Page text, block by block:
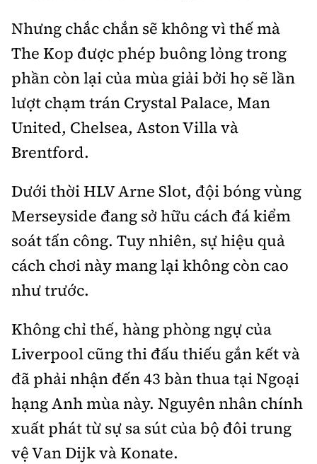
Lối sống
Ẩm thực
Khám phá
Camera giao thông
Câu chuyện giao thông
Giải trí - Thể thao
Cơ quan chủ quản: Bộ Xây dựng
Giấy phép số: 03/GP-BVHTTDL, cấp ngày 1/4/2025.
Hà Nội.
Tổng biên tập:Nguyễn Thị Hồng Nga
Phó Tổng biên tập:Nguyễn Sơn Tùng,
Nguyễn Đức Thắng, La Đức Hùng
Hotline:
0901 514 799
Quảng cáo và Phát hành:
0915 057 282
Cấm sao chép dưới mọi hình thức nếu không có sự
chấp thuận bằng văn bản.
Thông tin tòa
soạn
Nhưng chắc chắn sẽ không vì thế mà
The Kop được phép buông lỏng trong
phần còn lại của mùa giải bởi họ sẽ lần
lượt chạm trán Crystal Palace, Man
United, Chelsea, Aston Villa và
Brentford.
Dưới thời HLV Arne Slot, đội bóng vùng
Merseyside đang sở hữu cách đá kiểm
soát tấn công. Tuy nhiên, sự hiệu quả
cách chơi này mang lại không còn cao
như trước.
Không chỉ thế, hàng phòng ngự của
Liverpool cũng thi đấu thiếu gắn kết và
đã phải nhận đến 43 bàn thua tại Ngoại
hạng Anh mùa này. Nguyên nhân chính
xuất phát từ sự sa sút của bộ đôi trung
vệ Van Dijk và Konate.